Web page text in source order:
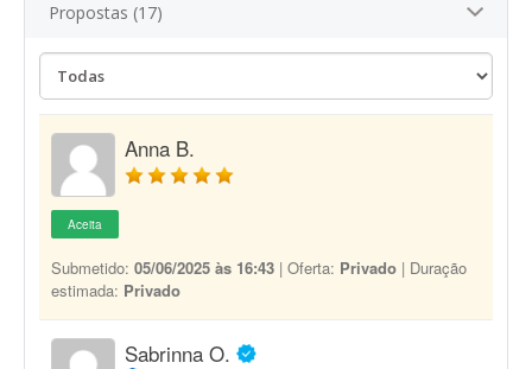
Propostas (17)
Anna B.
Aceita
Submetido: 05/06/2025 às 16:43 | Oferta: Privado | Duração
estimada: Privado
Sabrinna O.